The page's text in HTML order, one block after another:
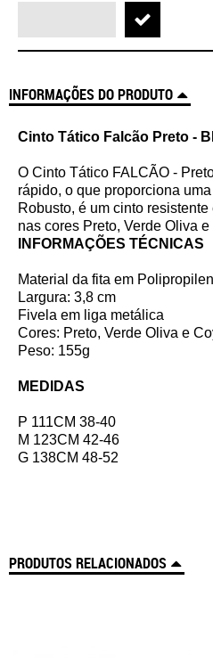
INFORMAÇÕES DO PRODUTO
Cinto Tático Falcão Preto -
O Cinto Tático FALCÃO -
rápido, o que proporciona
Robusto, é um cinto
nas cores Preto, Verde Oliva e
INFORMAÇÕES TÉCNICAS
Material da fita em
Largura: 3,8 cm
Fivela em liga metálica
Cores: Preto, Verde Oliva e
Peso: 155g
MEDIDAS
P 111CM 38-40
M 123CM 42-46
G 138CM 48-52
PRODUTOS RELACIONADOS